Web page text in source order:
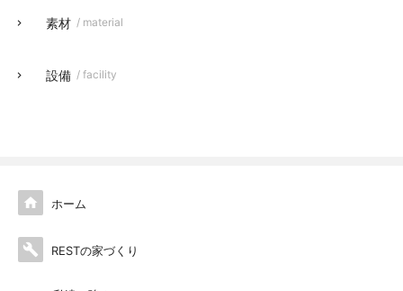
素材 / material
設備 / facility
 ホーム
 RESTの家づくり